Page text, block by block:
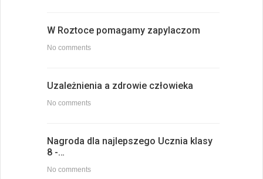
W Roztoce pomagamy zapylaczom
No comments
Uzależnienia a zdrowie człowieka
No comments
Nagroda dla najlepszego Ucznia klasy
8 -…
No comments